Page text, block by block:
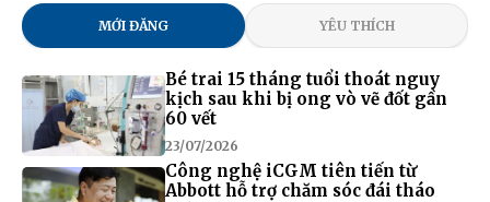
MỚI ĐĂNG YÊU THÍCH
Bé trai 15 tháng tuổi thoát nguy
kịch sau khi bị ong vò vẽ đốt gần
60 vết
23/07/2026
Công nghệ iCGM tiên tiến từ
Abbott hỗ trợ chăm sóc đái tháo